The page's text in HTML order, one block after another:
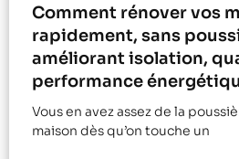
Comment rénover vos
rapidement, sans
améliorant isolation,
performance
Vous en avez assez de la
maison dès qu’on touche un